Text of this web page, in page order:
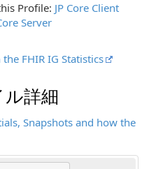
Profile: JP Core Client
Server
the FHIR IG Statistics
詳細
Snapshots and how the